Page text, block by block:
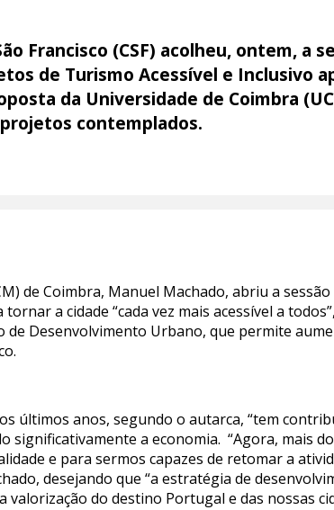
Francisco (CSF) acolheu, ontem, a
de Turismo Acessível e Inclusivo
da Universidade de Coimbra
contemplados.
de Coimbra, Manuel Machado, abriu a
a cidade “cada vez mais acessível a
de Desenvolvimento Urbano, que permite
últimos anos, segundo o autarca, “tem
significativamente a economia. “Agora, mais
e para sermos capazes de retomar a
desejando que “a estratégia de
do destino Portugal e das nossas